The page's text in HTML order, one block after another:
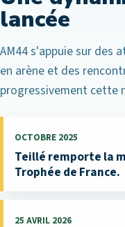
lancée
AM44 s'appuie sur des
en arène et des
progressivement cette
OCTOBRE 2025
Teillé remporte la
Trophée de France.
25 AVRIL 2026